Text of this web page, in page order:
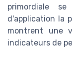
primordiale
d'application la
montrent une
indicateurs de